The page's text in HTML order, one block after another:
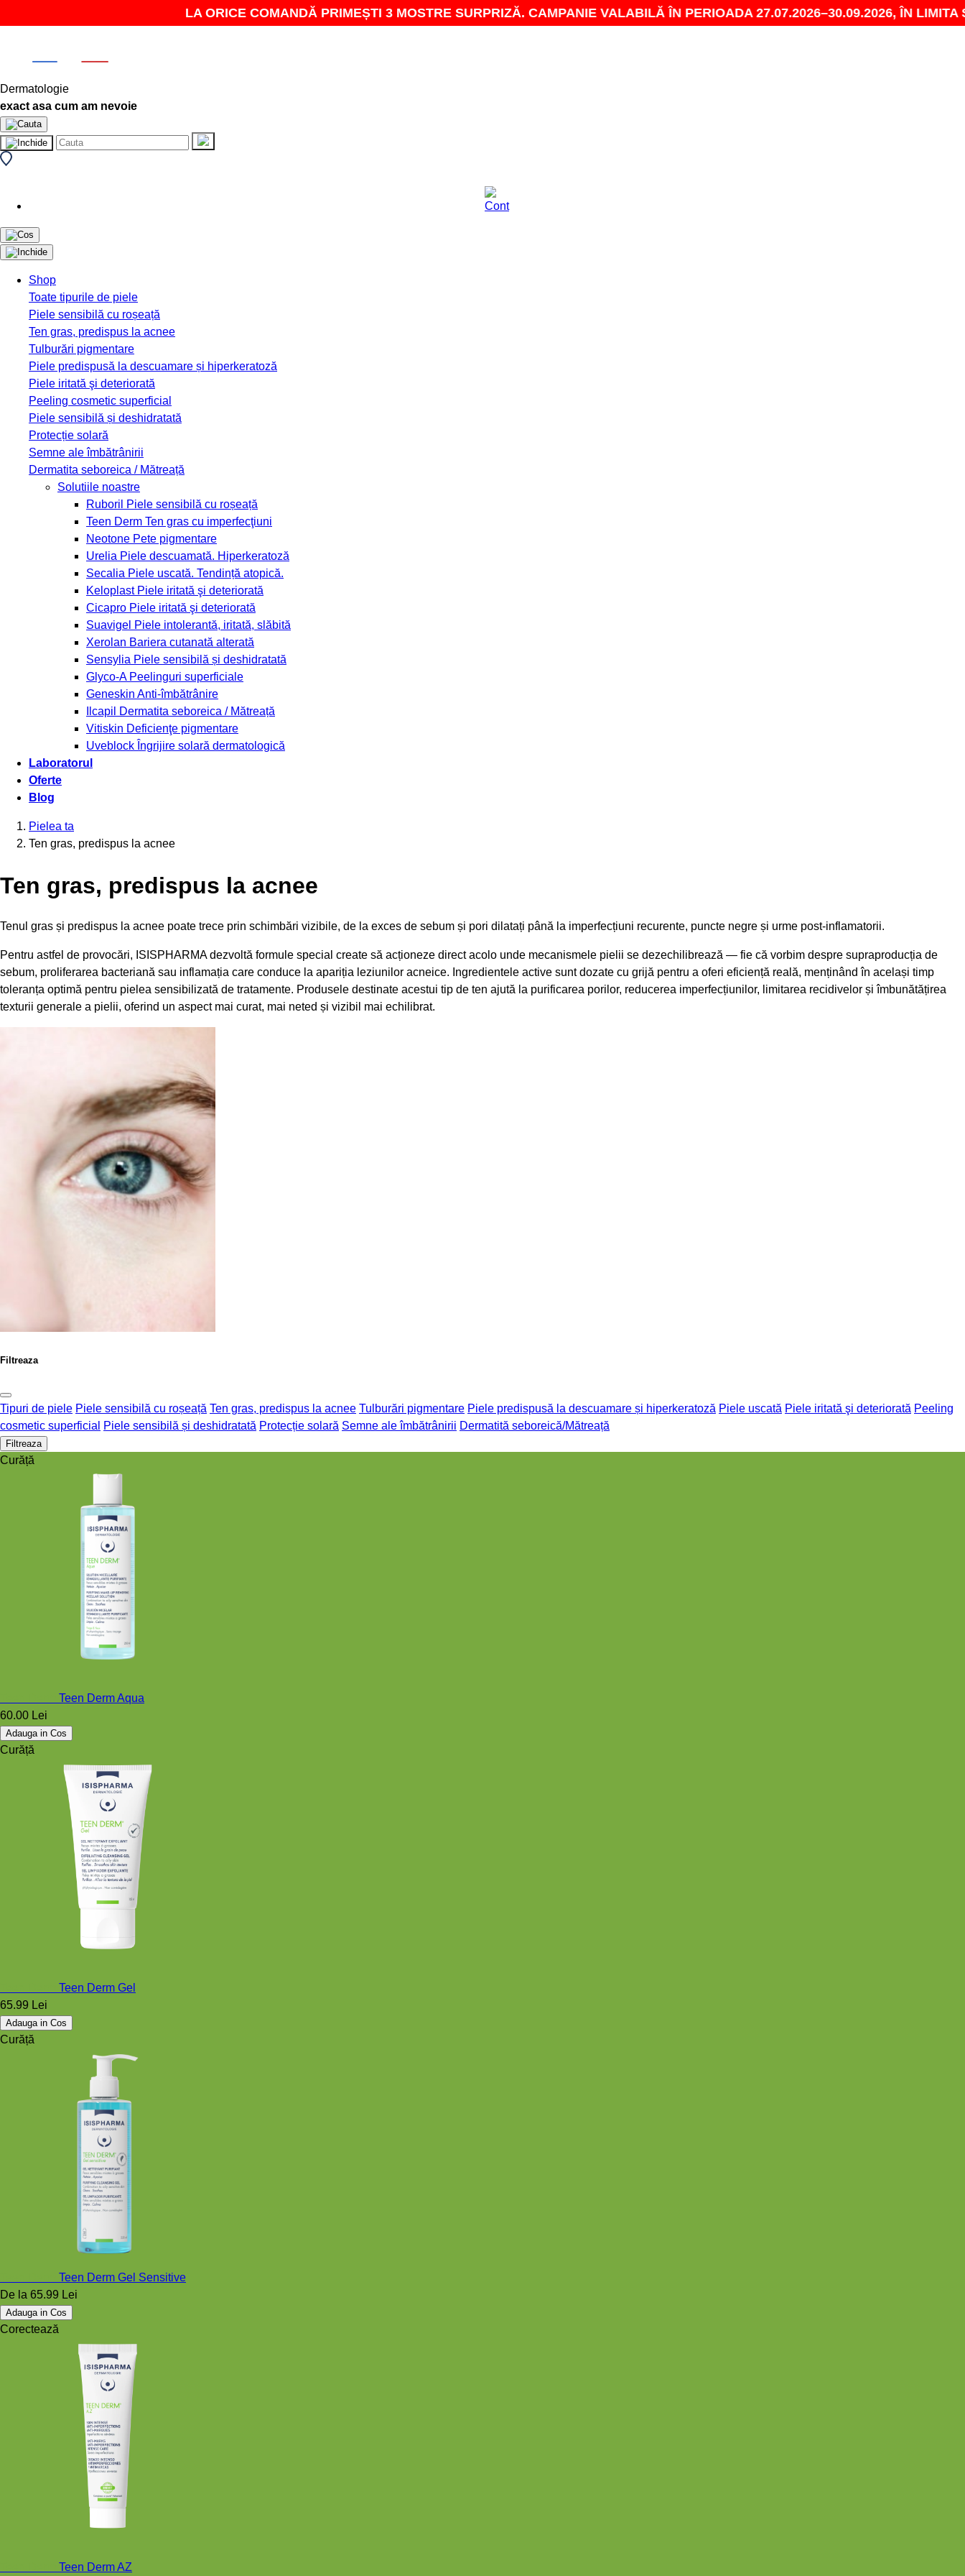
LA ORICE COMANDĂ PRIMEȘTI 3 MOSTRE SURPRIZĂ. CAMPANIE VALABILĂ ÎN PERIOADA 27.07.2026–30.09.2026, ÎN LIMITA
Dermatologie
exact asa cum am nevoie
Shop
Toate tipurile de piele
Piele sensibilă cu roșeață
Ten gras, predispus la acnee
Tulburări pigmentare
Piele predispusă la descuamare și hiperkeratoză
Piele iritată şi deteriorată
Peeling cosmetic superficial
Piele sensibilă și deshidratată
Protecție solară
Semne ale îmbătrânirii
Dermatita seboreica / Mătreață
Solutiile noastre
Ruboril
Piele sensibilă cu roșeață
Teen Derm Ten gras cu imperfecţiuni
Neotone Pete pigmentare
Urelia Piele descuamată. Hiperkeratoză
Secalia Piele uscată. Tendință atopică.
Keloplast Piele iritată şi deteriorată
Cicapro Piele iritată şi deteriorată
Suavigel Piele intolerantă, iritată, slăbită
Xerolan Bariera cutanată alterată
Sensylia Piele sensibilă și deshidratată
Glyco-A Peelinguri superficiale
Geneskin Anti-îmbătrânire
Ilcapil
Dermatita seboreica / Mătreață
Vitiskin Deficienţe pigmentare
Uveblock Îngrijire solară dermatologică
Laboratorul
Oferte
Blog
Pielea ta
Ten gras, predispus la acnee
Ten gras, predispus la acnee
Tenul gras și predispus la acnee poate trece prin schimbări vizibile, de la exces de sebum și pori dilatați până la imperfecțiuni recurente, puncte negre și urme post-inflamatorii.
Pentru astfel de provocări, ISISPHARMA dezvoltă formule special create să acționeze direct acolo unde mecanismele pielii se dezechilibrează — fie că vorbim despre supraproducția de
sebum, proliferarea bacteriană sau inflamația care conduce la apariția leziunilor acneice. Ingredientele active sunt dozate cu grijă pentru a oferi eficiență reală, menținând în același timp
toleranța optimă pentru pielea sensibilizată de tratamente. Produsele destinate acestui tip de ten ajută la purificarea porilor, reducerea imperfecțiunilor, limitarea recidivelor și îmbunătățirea
texturii generale a pielii, oferind un aspect mai curat, mai neted și vizibil mai echilibrat.
Filtreaza
Tipuri de piele Piele sensibilă cu roșeață Ten gras, predispus la acnee Tulburări pigmentare Piele predispusă la descuamare și hiperkeratoză Piele uscată Piele iritată şi deteriorată Peeling
cosmetic superficial
Piele sensibilă și deshidratată Protecție solară Semne ale îmbătrânirii Dermatită seboreică/Mătreață
Filtreaza
Curăță
Teen Derm Aqua
60.00 Lei
Adauga in Cos
Curăță
Teen Derm Gel
65.99 Lei
Adauga in Cos
Curăță
Teen Derm Gel Sensitive
De la 65.99 Lei
Adauga in Cos
Corectează
Teen Derm AZ